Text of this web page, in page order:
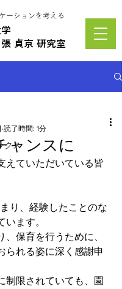
ーションを考える
貞京 研究室
クス
ャンスに
読了時間: 1分
えていただいている皆
り、経験したことのな
います。
、保育を行うために、
られる姿に深く感謝申
制限されていても、園